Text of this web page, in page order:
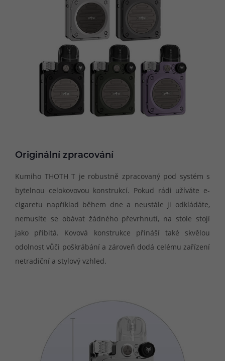
Originální zpracování
Kumiho THOTH T je robustně zpracovaný pod systém s
bytelnou celokovovou konstrukcí. Pokud rádi užíváte e-
cigaretu například během dne a neustále ji odkládáte,
nemusíte se obávat žádného převrhnutí, na stole stojí
jako přibitá. Kovová konstrukce přináší také skvělou
odolnost vůči poškrábání a zároveň dodá celému zařízení
netradiční a stylový vzhled.